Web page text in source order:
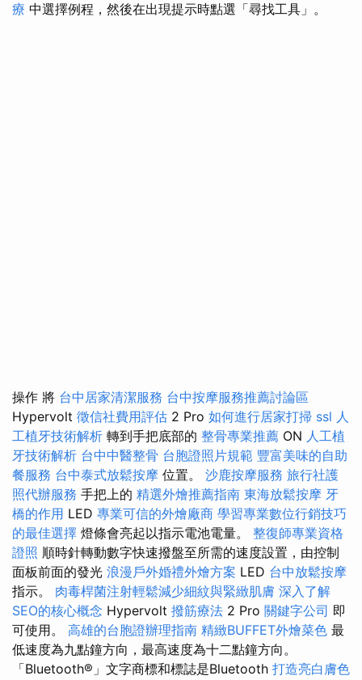
療 中選擇例程，然後在出現提示時點選「尋找工具」。
操作 將 台中居家清潔服務 台中按摩服務推薦討論區
Hypervolt 徵信社費用評估 2 Pro 如何進行居家打掃 ssl 人
工植牙技術解析 轉到手把底部的 整骨專業推薦 ON 人工植
牙技術解析 台中中醫整骨 台胞證照片規範 豐富美味的自助
餐服務 台中泰式放鬆按摩 位置。 沙鹿按摩服務 旅行社護
照代辦服務 手把上的 精選外燴推薦指南 東海放鬆按摩 牙
橋的作用 LED 專業可信的外燴廠商 學習專業數位行銷技巧
的最佳選擇 燈條會亮起以指示電池電量。 整復師專業資格
證照 順時針轉動數字快速撥盤至所需的速度設置，由控制
面板前面的發光 浪漫戶外婚禮外燴方案 LED 台中放鬆按摩
指示。 肉毒桿菌注射輕鬆減少細紋與緊緻肌膚 深入了解
SEO的核心概念 Hypervolt 撥筋療法 2 Pro 關鍵字公司 即
可使用。 高雄的台胞證辦理指南 精緻BUFFET外燴菜色 最
低速度為九點鐘方向，最高速度為十二點鐘方向。
「Bluetooth®」文字商標和標誌是Bluetooth 打造亮白膚色